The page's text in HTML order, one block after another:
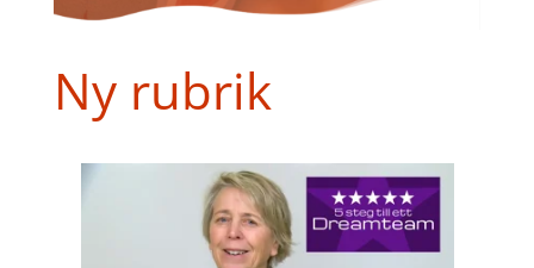
Ny rubrik